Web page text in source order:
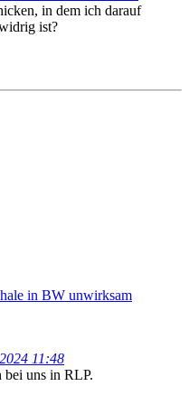
in dem ich darauf
ist?
in BW unwirksam
11:48
bei uns in RLP.